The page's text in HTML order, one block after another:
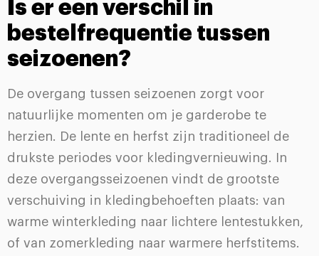
Is er een verschil in
bestelfrequentie tussen
seizoenen?
De overgang tussen seizoenen zorgt voor
natuurlijke momenten om je garderobe te
herzien. De lente en herfst zijn traditioneel de
drukste periodes voor kledingvernieuwing. In
deze overgangsseizoenen vindt de grootste
verschuiving in kledingbehoeften plaats: van
warme winterkleding naar lichtere lentestukken,
of van zomerkleding naar warmere herfstitems.